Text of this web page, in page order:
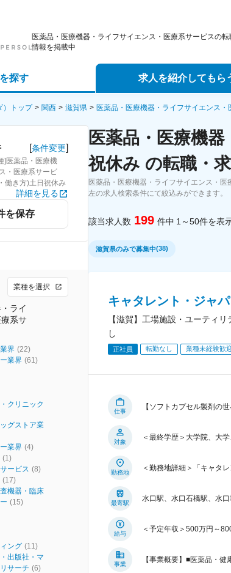
医薬品・医療機器・ライフサイエンス・医療系サービスの転
情報を掲載中
探す 求人を紹介してもら
エージェントサービス
スカウトサービス
パートナーエージェントサービ
）トップ 関西 滋賀県 医薬品・医療機器・ライフサイエンス・
[条件変更]
]医薬品・医療機
・医療系サービ
働き方)土日祝休み
詳細を見る
を保存
業種を選択
ライ
系サ
界 (22)
業界 (61)
クリニック
グストア業
業界 (4)
(1)
ービス (8)
(17)
機器・臨床
(15)
ング (11)
出版社・マ
サーチ (6)
医薬品・医療機
祝休み の転職・
医薬品・医療機器・ライフサイエンス・
左の求人検索条件にて絞込みができます。
該当求人数 199 件中 1～50件を表
滋賀県のみで募集中(38)
キャタレント・ジャ
【滋賀】工場施設・ユーティ
し
正社員 転勤なし 業種未経験歓
仕事
【ソフトカプセル製剤の
対象
＜最終学歴＞大学院、大
勤務地
＜勤務地詳細＞「キャタ
最寄駅
水口駅、水口石橋駅、水口
給与
＜予定年収＞500万円～
事業
【事業概要】■医薬品・